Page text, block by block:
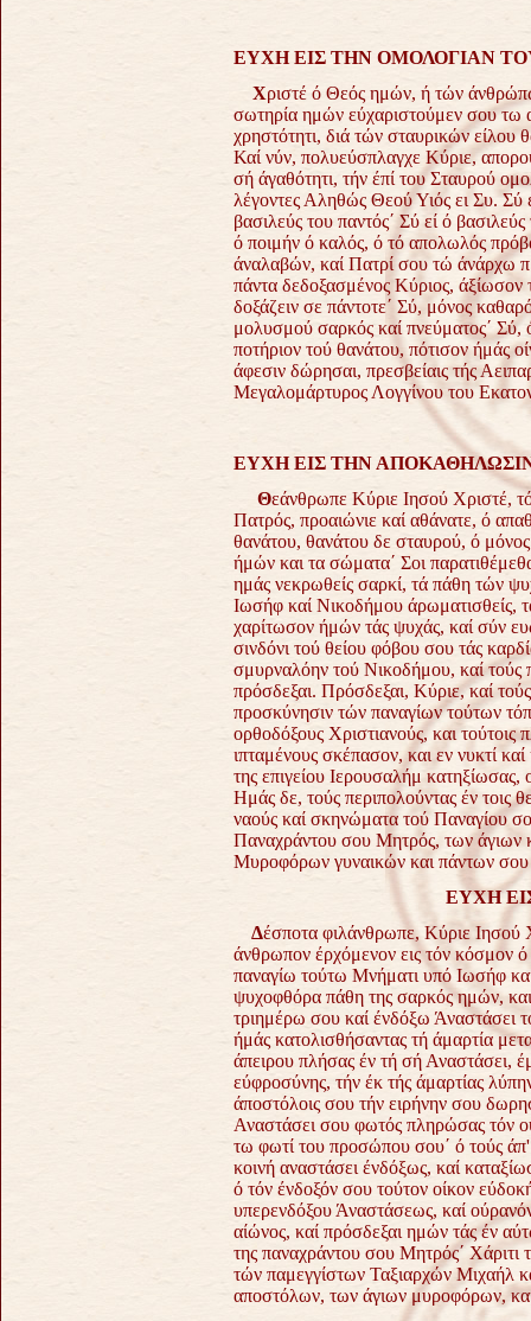
ΕΥΧΗ ΕΙΣ ΤΗΝ ΟΜΟΛΟΓΙΑΝ
Χριστέ ό Θεός ημών, ή τών
σωτηρία ημών εύχαριστούμεν σου τω
χρηστότητι, διά τών σταυρικών
Καί νύν, πολυεύσπλαγχε Κύριε,
σή άγαθότητι, τήν έπί του Σταυρού
λέγοντες Αληθώς Θεού Υιός ει Συ. Σύ
βασιλεύς του παντός΄ Σύ εί ό
ό ποιμήν ό καλός, ό τό απολωλός
άναλαβών, καί Πατρί σου τώ άνάρχω
πάντα δεδοξασμένος Κύριος, άξίωσον
δοξάζειν σε πάντοτε΄ Σύ, μόνος
μολυσμού σαρκός καί πνεύματος΄
ποτήριον τού θανάτου, πότισον ήμάς
άφεσιν δώρησαι, πρεσβείαις τής
Μεγαλομάρτυρος Λογγίνου του
ΕΥΧΗ ΕΙΣ ΤΗΝ
Θεάνθρωπε Κύριε Ιησού Χριστέ,
Πατρός, προαιώνιε καί αθάνατε, ό
θανάτου, θανάτου δε σταυρού, ό μόνος
ήμών και τα σώματα΄ Σοι
ημάς νεκρωθείς σαρκί, τά πάθη τών
Ιωσήφ καί Νικοδήμου άρωματισθείς,
χαρίτωσον ήμών τάς ψυχάς, καί σύν
σινδόνι τού θείου φόβου σου τάς
σμυρναλόην τού Νικοδήμου, καί
πρόσδεξαι. Πρόσδεξαι, Κύριε, καί
προσκύνησιν τών παναγίων τούτων
ορθοδόξους Χριστιανούς, και
ιπταμένους σκέπασον, και εν νυκτί
της επιγείου Ιερουσαλήμ
Ημάς δε, τούς περιπολούντας έν τοις
ναούς καί σκηνώματα τού Παναγίου
Παναχράντου σου Μητρός, των άγιων
Μυροφόρων γυναικών και πάντων
ΕΥΧΗ
Δέσποτα φιλάνθρωπε, Κύριε Ιησού
άνθρωπον έρχόμενον εις τόν κόσμον
παναγίω τούτω Μνήματι υπό Ιωσήφ
ψυχοφθόρα πάθη της σαρκός ημών,
τριημέρω σου καί ένδόξω Άναστάσει
ήμάς κατολισθήσαντας τή άμαρτία
άπειρου πλήσας έν τή σή Αναστάσει,
εύφροσύνης, τήν έκ τής άμαρτίας
άποστόλοις σου τήν ειρήνην σου
Αναστάσει σου φωτός πληρώσας τόν
τω φωτί του προσώπου σου΄ ό τούς
κοινή αναστάσει ένδόξως, καί
ό τόν ένδοξόν σου τούτον οίκον
υπερενδόξου Άναστάσεως, καί
αίώνος, καί πρόσδεξαι ημών τάς έν
της παναχράντου σου Μητρός΄ Χάριτι
τών παμεγγίστων Ταξιαρχών Μιχαήλ
αποστόλων, των άγιων μυροφόρων,